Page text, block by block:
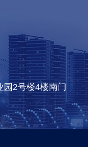
2号楼4楼南门